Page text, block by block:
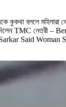
কুকথা বললে মহিলারা
দিলেন TMC নেত্রী –
Said Woman